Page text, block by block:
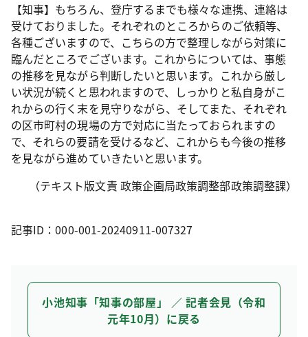
【知事】もちろん、登庁するまでも様々な連携、連絡は
受けておりました。それぞれのところからのご依頼等、
各種ございますので、こちらの方で整理しながら対策に
臨んだところでございます。これからについては、事態
の推移を見ながら判断したいと思います。これから厳し
い状況が続くと思われますので、しっかりと私自身がこ
れからの行く末を見守りながら、そしてまた、それぞれ
の区市町村の現場の方で対応に当たっておられますの
で、それらの要請を受けるなど、これからも今後の推移
を見ながら進めていきたいと思います。
（テキスト版文責 政策企画局政策調整部政策調整課）
記事ID：000-001-20240911-007327
小池知事「知事の部屋」 ／ 記者会見（令和
元年10月）に戻る